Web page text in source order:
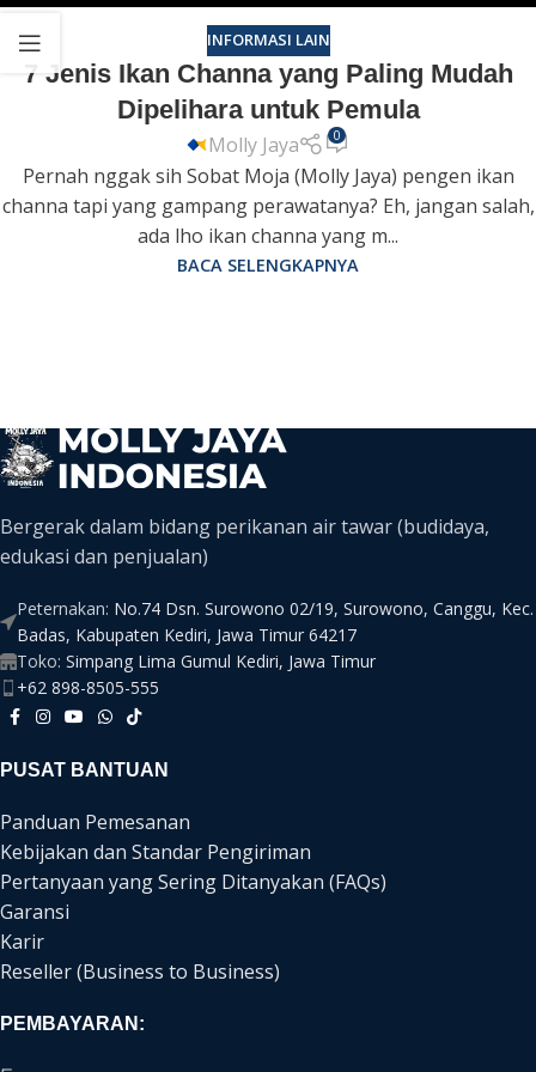
INFORMASI LAIN
7 Jenis Ikan Channa yang Paling Mudah
Dipelihara untuk Pemula
Molly Jaya 0
Pernah nggak sih Sobat Moja (Molly Jaya) pengen ikan
channa tapi yang gampang perawatanya? Eh, jangan salah,
ada lho ikan channa yang m...
BACA SELENGKAPNYA
Bergerak dalam bidang perikanan air tawar (budidaya,
edukasi dan penjualan)
Peternakan: No.74 Dsn. Surowono 02/19, Surowono, Canggu, Kec.
Badas, Kabupaten Kediri, Jawa Timur 64217
Toko: Simpang Lima Gumul Kediri, Jawa Timur
+62 898-8505-555
PUSAT BANTUAN
Panduan Pemesanan
Kebijakan dan Standar Pengiriman
Pertanyaan yang Sering Ditanyakan (FAQs)
Garansi
Karir
Reseller (Business to Business)
PEMBAYARAN: